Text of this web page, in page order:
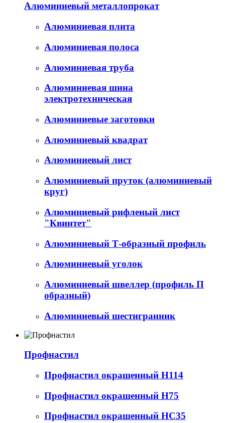
Алюминиевый металлопрокат
Алюминиевая плита
Алюминиевая полоса
Алюминиевая труба
Алюминиевая шина
электротехническая
Алюминиевые заготовки
Алюминиевый квадрат
Алюминиевый лист
Алюминиевый пруток (алюминиевый
круг)
Алюминиевый рифленый лист
"Квинтет"
Алюминиевый Т-образный профиль
Алюминиевый уголок
Алюминиевый швеллер (профиль П
образный)
Алюминиевый шестигранник
Профнастил
Профнастил окрашенный Н114
Профнастил окрашенный Н75
Профнастил окрашенный НС35